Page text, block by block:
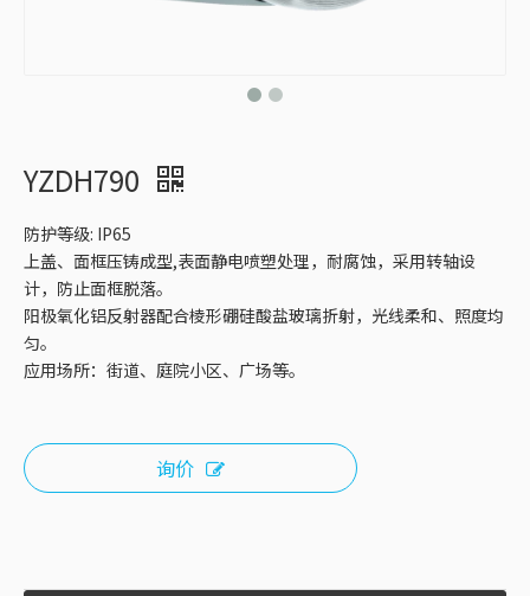
YZDH790
防护等级: IP65
上盖、面框压铸成型,表面静电喷塑处理，耐腐蚀，采用转轴设
计，防止面框脱落。
阳极氧化铝反射器配合棱形硼硅酸盐玻璃折射，光线柔和、照度均
匀。
应用场所：街道、庭院小区、广场等。
询价